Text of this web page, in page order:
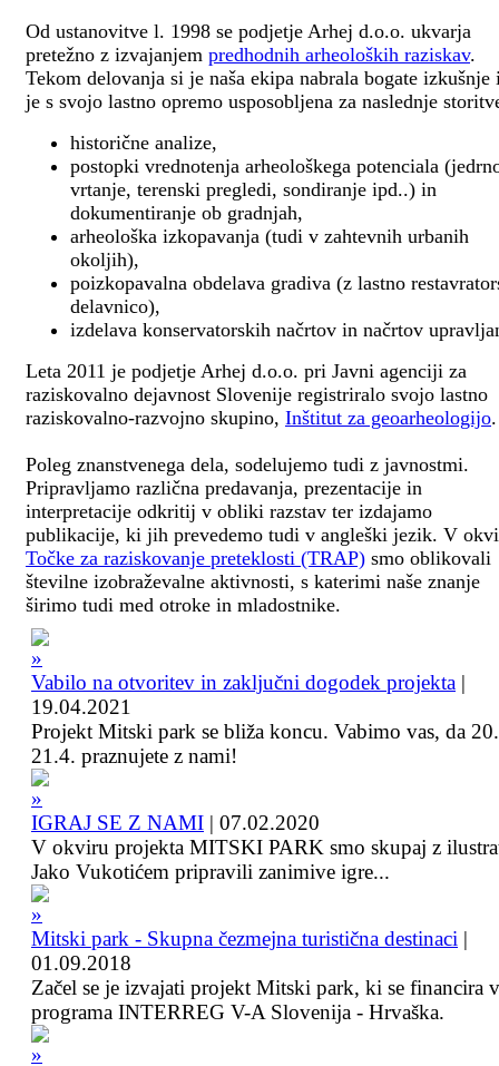
Od ustanovitve l. 1998 se podjetje Arhej d.o.o. ukvarja
pretežno z izvajanjem predhodnih arheoloških raziskav.
Tekom delovanja si je naša ekipa nabrala bogate izkušnje
je s svojo lastno opremo usposobljena za naslednje
historične analize,
postopki vrednotenja arheološkega potenciala
vrtanje, terenski pregledi, sondiranje ipd..) in
dokumentiranje ob gradnjah,
arheološka izkopavanja (tudi v zahtevnih urbanih
okoljih),
poizkopavalna obdelava gradiva (z lastno
delavnico),
izdelava konservatorskih načrtov in načrtov
Leta 2011 je podjetje Arhej d.o.o. pri Javni agenciji za
raziskovalno dejavnost Slovenije registriralo svojo lastno
raziskovalno-razvojno skupino, Inštitut za geoarheologijo.
Poleg znanstvenega dela, sodelujemo tudi z javnostmi.
Pripravljamo različna predavanja, prezentacije in
interpretacije odkritij v obliki razstav ter izdajamo
publikacije, ki jih prevedemo tudi v angleški jezik. V
Točke za raziskovanje preteklosti (TRAP) smo oblikovali
številne izobraževalne aktivnosti, s katerimi naše znanje
širimo tudi med otroke in mladostnike.
Vabilo na otvoritev in zaključni dogodek projekta |
19.04.2021
Projekt Mitski park se bliža koncu. Vabimo vas, da
21.4. praznujete z nami!
IGRAJ SE Z NAMI | 07.02.2020
V okviru projekta MITSKI PARK smo skupaj z
Jako Vukotićem pripravili zanimive igre...
Mitski park - Skupna čezmejna turistična destinaci |
01.09.2018
Začel se je izvajati projekt Mitski park, ki se financira
programa INTERREG V-A Slovenija - Hrvaška.